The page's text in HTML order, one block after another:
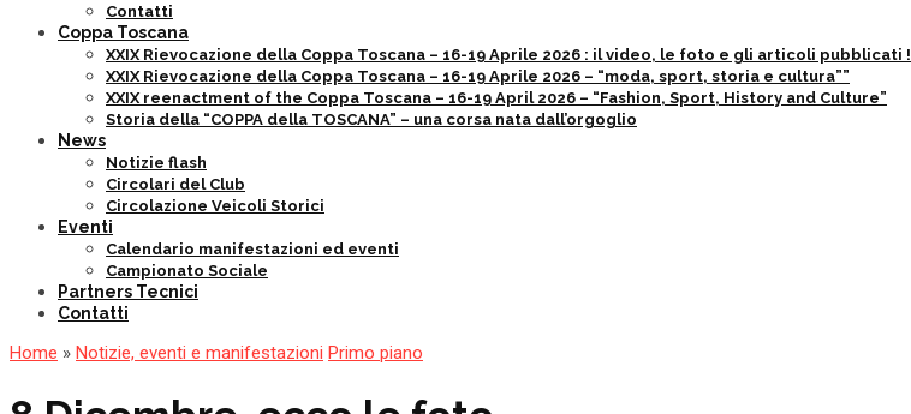
Contatti
Coppa Toscana
XXIX Rievocazione della Coppa Toscana – 16-19 Aprile 2026 : il video, le foto e gli articoli pubblicati !
XXIX Rievocazione della Coppa Toscana – 16-19 Aprile 2026 – “moda, sport, storia e cultura””
XXIX reenactment of the Coppa Toscana – 16-19 April 2026 – “Fashion, Sport, History and Culture”
Storia della “COPPA della TOSCANA” – una corsa nata dall’orgoglio
News
Notizie flash
Circolari del Club
Circolazione Veicoli Storici
Eventi
Calendario manifestazioni ed eventi
Campionato Sociale
Partners Tecnici
Contatti
Home » Notizie, eventi e manifestazioni Primo piano